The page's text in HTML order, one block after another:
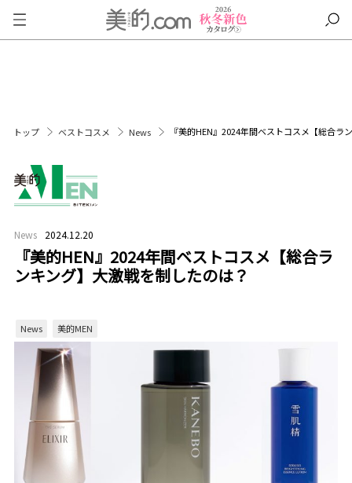
トップ ベストコスメ News 『美的HEN』2024年間ベストコスメ【総合ラ
News 2024.12.20
『美的HEN』2024年間ベストコスメ【総合ラ
ンキング】大激戦を制したのは？
News 美的MEN